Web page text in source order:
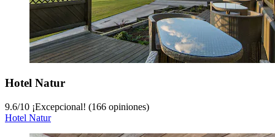
Hotel Natur
9.6/10 ¡Excepcional! (166 opiniones)
Hotel Natur